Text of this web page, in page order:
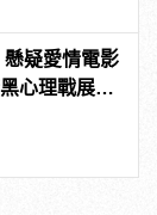
疑愛情電影
心理戰展